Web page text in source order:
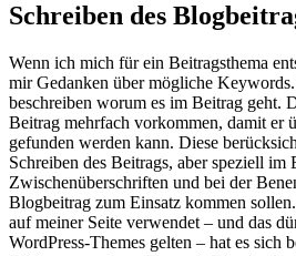
Schreiben des
Wenn ich mich für ein Beitragsthema
mir Gedanken über mögliche
beschreiben worum es im Beitrag geht.
Beitrag mehrfach vorkommen, damit er
gefunden werden kann. Diese
Schreiben des Beitrags, aber speziell im
Zwischenüberschriften und bei der
Blogbeitrag zum Einsatz kommen
auf meiner Seite verwendet – und das
WordPress-Themes gelten – hat es sich